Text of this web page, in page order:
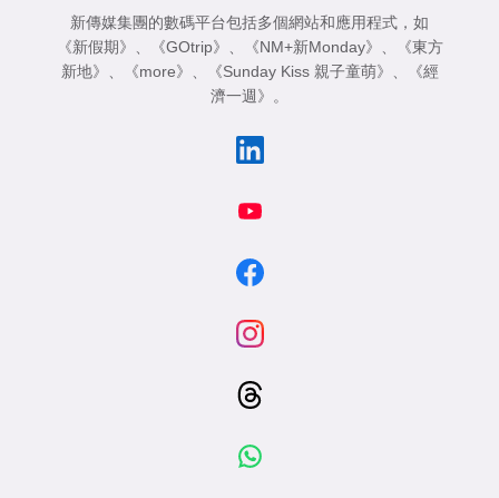
新傳媒集團的數碼平台包括多個網站和應用程式，如
《新假期》
《GOtrip》 《NM+新Monday》
《東方
新地》
《more》 《Sunday Kiss 親子童萌》
《經
濟一週》
。